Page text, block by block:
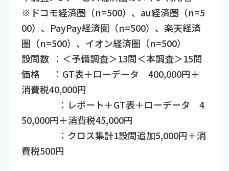
※ドコモ経済圏（n=500）、au経済圏（n=5
00）、PayPay経済圏（n=500）、楽天経済
圏（n=500）、イオン経済圏（n=500）
設問数 ：＜予備調査＞13問＜本調査＞15問
価格 ：GT表＋ローデータ 400,000円＋
消費税40,000円
：レポート＋GT表＋ローデータ 4
50,000円＋消費税45,000円
：クロス集計1設問追加5,000円＋消
費税500円